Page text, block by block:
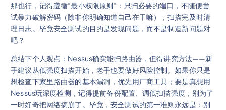
那也行，记得遵循“最小权限原则”：只扫必要的端口，不随便尝
试暴力破解密码（除非你明确知道自己在干嘛），扫描完及时清
理日志。毕竟安全测试的目的是发现问题，而不是制造新问题对
吧？
总结下个人观点：Nessus确实能扫路由器，但得讲究方法——新
手建议从低强度扫描开始，老手也要做好风险控制。如果你只是
想检查下家里路由器的基本漏洞，优先用厂商工具；要是真想用
Nessus玩深度检测，记得提前备份配置、调低扫描强度，别为了
一时好奇把网络搞崩了。毕竟，安全测试的第一准则永远是：别